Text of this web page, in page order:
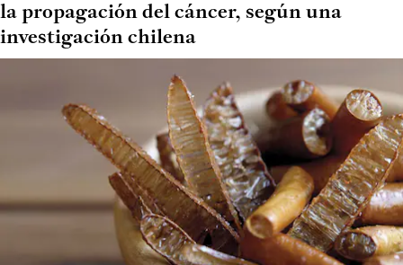
la propagación del cáncer, según una
investigación chilena